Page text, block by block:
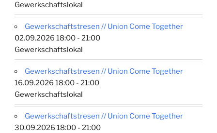
Gewerkschaftslokal
Gewerkschaftstresen // Union Come Together
02.09.2026 18:00 - 21:00
Gewerkschaftslokal
Gewerkschaftstresen // Union Come Together
16.09.2026 18:00 - 21:00
Gewerkschaftslokal
Gewerkschaftstresen // Union Come Together
30.09.2026 18:00 - 21:00